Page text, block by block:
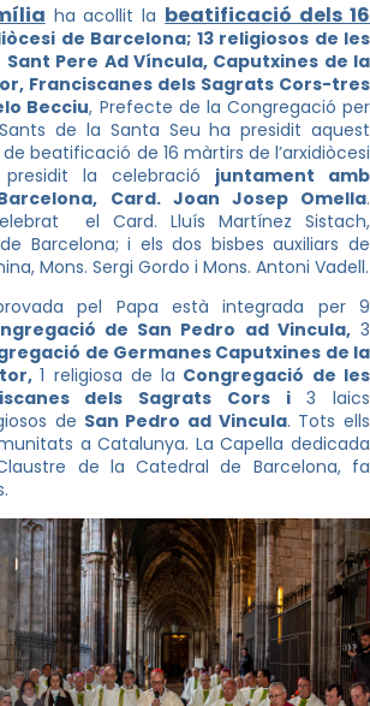
ha acollit la beatificació dels 16
de Barcelona; 13 religiosos de les
Pere Ad Víncula, Caputxines de la
Franciscanes dels Sagrats Cors-tres
Becciu, Prefecte de la Congregació per
de la Santa Seu ha presidit aquest
beatificació de 16 màrtirs de l’arxidiòcesi
presidit la celebració juntament amb
Card. Joan Josep Omella.
el Card. Lluís Martínez Sistach,
Barcelona; i els dos bisbes auxiliars de
Mons. Sergi Gordo i Mons. Antoni Vadell.
pel Papa està integrada per 9
de San Pedro ad Vincula,3
de Germanes Caputxines de la
1 religiosa de la Congregació de les
dels Sagrats Cors i3 laics
de San Pedro ad Vincula. Tots ells
a Catalunya. La Capella dedicada
de la Catedral de Barcelona, fa